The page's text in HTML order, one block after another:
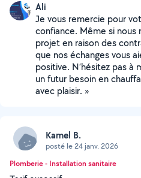
Ali
Je vous remercie pour
confiance. Même si nous
projet en raison des
que nos échanges vous
positive. N’hésitez pas à
un futur besoin en
avec plaisir. »
Kamel B.
posté le 24 janv. 2026
Plomberie - Installation sanitaire